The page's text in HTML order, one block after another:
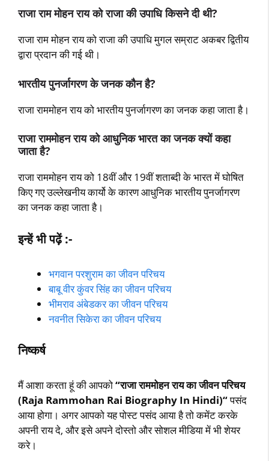
राजा राम मोहन राय को राजा की उपाधि किसने दी थी?
राजा राम मोहन राय को राजा की उपाधि मुगल सम्राट अकबर द्वितीय
द्वारा प्रदान की गई थी।
भारतीय पुनर्जागरण के जनक कौन है?
राजा राममोहन राय को भारतीय पुनर्जागरण का जनक कहा जाता है।
राजा राममोहन राय को आधुनिक भारत का जनक क्यों कहा
जाता है?
राजा राममोहन राय को 18वीं और 19वीं शताब्दी के भारत में घोषित
किए गए उल्लेखनीय कार्यो के कारण आधुनिक भारतीय पुनर्जागरण
का जनक कहा जाता है।
इन्हें भी पढ़ें :-
भगवान परशुराम का जीवन परिचय
बाबू वीर कुंवर सिंह का जीवन परिचय
भीमराव अंबेडकर का जीवन परिचय
नवनीत सिकेरा का जीवन परिचय
निष्‍कर्ष
मैं आशा करता हूं की आपको“राजा राममोहन राय का जीवन परिचय
(Raja Rammohan Rai Biography In Hindi)“पसंद
आया होगा। अगर आपको यह पोस्ट पसंद आया है तो कमेंट करके
अपनी राय दे, और इसे अपने दोस्तो और सोशल मीडिया में भी शेयर
करे।